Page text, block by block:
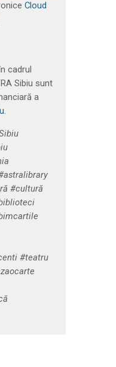
Cloud
cadrul
Sibiu sunt
a
#cultură
#teatru